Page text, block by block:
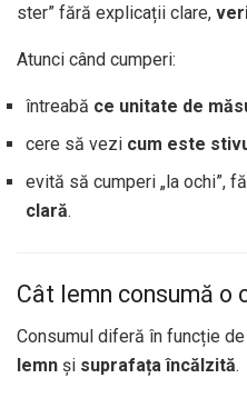
ster” fără explicații clare,
Atunci când cumperi:
întreabă ce unitate de
cere să vezi cum este
evită să cumperi „la ochi”,
clară.
Cât lemn consumă o
Consumul diferă în funcție de
lemn și suprafața încălzită.